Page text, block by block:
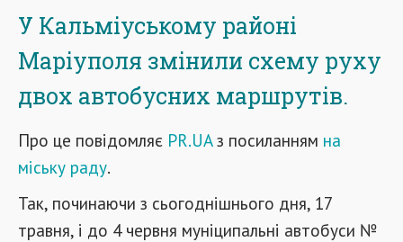
У Кальміуському районі
Маріуполя змінили схему руху
двох автобусних маршрутів.
Про це повідомляє PR.UAз посиланням на
міську раду.
Так, починаючи з сьогоднішнього дня, 17
травня, і до 4 червня муніципальні автобуси №